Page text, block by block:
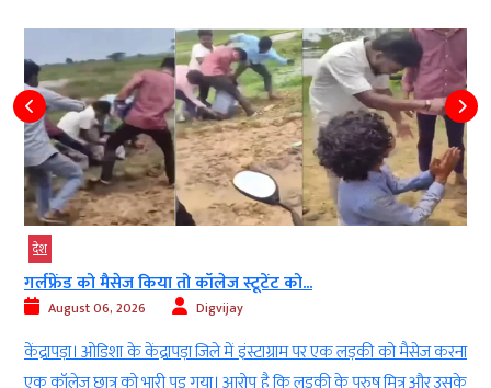
देश
गर्लफ्रेंड को मैसेज किया तो कॉलेज स्टूटेंट को...
August 06, 2026 Digvijay
केंद्रापड़ा। ओडिशा के केंद्रापड़ा जिले में इंस्टाग्राम पर एक लड़की को मैसेज करना